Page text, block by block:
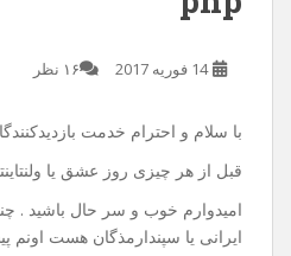
ملت(به پرداخت
php
14 فوریه 2017 ۱۶ نظر